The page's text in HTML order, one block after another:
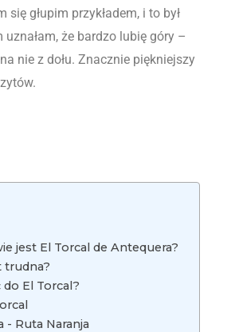
się głupim przykładem, i to był
że bardzo lubię góry –
nie z dołu. Znacznie piękniejszy
jest El Torcal de Antequera?
trudna?
El Torcal?
- Ruta Naranja